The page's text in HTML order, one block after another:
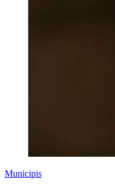
Municipis